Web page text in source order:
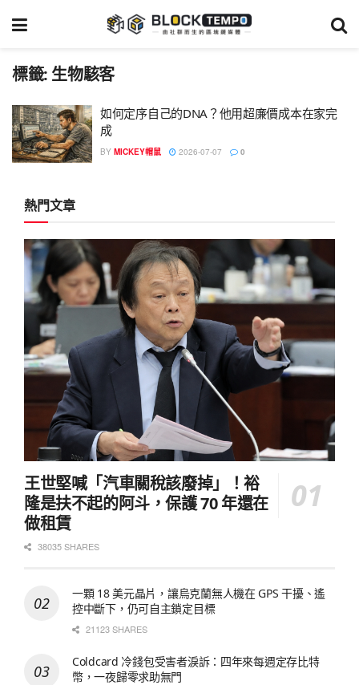
標籤: 生物駭客
如何定序自己的DNA？他用超廉價成本在家完
成
BY MICKEY帽鼠 2026-07-07 0
熱門文章
王世堅喊「汽車關稅該廢掉」！裕
隆是扶不起的阿斗，保護 70 年還在
做租賃
38035 SHARES
一顆 18 美元晶片，讓烏克蘭無人機在 GPS 干擾、遙
控中斷下，仍可自主鎖定目標
21123 SHARES
Coldcard 冷錢包受害者淚訴：四年來每週定存比特
幣，一夜歸零求助無門